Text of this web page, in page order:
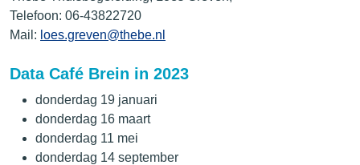
Telefoon: 06-43822720
Mail: loes.greven@thebe.nl
Data Café Brein in 2023
donderdag 19 januari
donderdag 16 maart
donderdag 11 mei
donderdag 14 september